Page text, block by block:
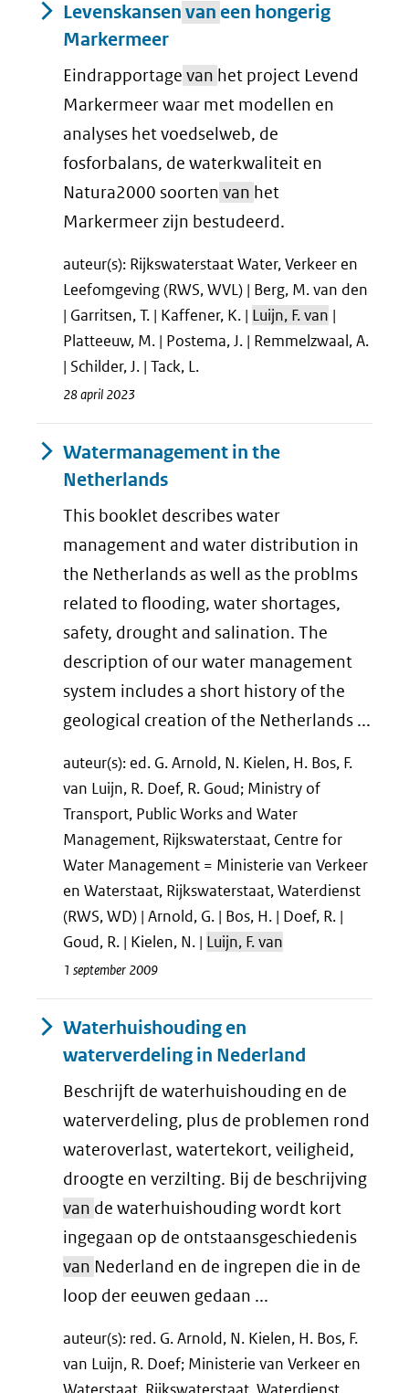
Levenskansen van een hongerig
Markermeer
Eindrapportage van het project Levend
Markermeer waar met modellen en
analyses het voedselweb, de
fosforbalans, de waterkwaliteit en
Natura2000 soorten van het
Markermeer zijn bestudeerd.
auteur(s): Rijkswaterstaat Water, Verkeer en
Leefomgeving (RWS, WVL) | Berg, M. van den
| Garritsen, T. | Kaffener, K. | Luijn, F. van |
Platteeuw, M. | Postema, J. | Remmelzwaal, A.
| Schilder, J. | Tack, L.
28 april 2023
Watermanagement in the
Netherlands
This booklet describes water
management and water distribution in
the Netherlands as well as the problms
related to flooding, water shortages,
safety, drought and salination. The
description of our water management
system includes a short history of the
geological creation of the Netherlands ...
auteur(s): ed. G. Arnold, N. Kielen, H. Bos, F.
van Luijn, R. Doef, R. Goud; Ministry of
Transport, Public Works and Water
Management, Rijkswaterstaat, Centre for
Water Management = Ministerie van Verkeer
en Waterstaat, Rijkswaterstaat, Waterdienst
(RWS, WD) | Arnold, G. | Bos, H. | Doef, R. |
Goud, R. | Kielen, N. | Luijn, F. van
1 september 2009
Waterhuishouding en
waterverdeling in Nederland
Beschrijft de waterhuishouding en de
waterverdeling, plus de problemen rond
wateroverlast, watertekort, veiligheid,
droogte en verzilting. Bij de beschrijving
van de waterhuishouding wordt kort
ingegaan op de ontstaansgeschiedenis
van Nederland en de ingrepen die in de
loop der eeuwen gedaan ...
auteur(s): red. G. Arnold, N. Kielen, H. Bos, F.
van Luijn, R. Doef; Ministerie van Verkeer en